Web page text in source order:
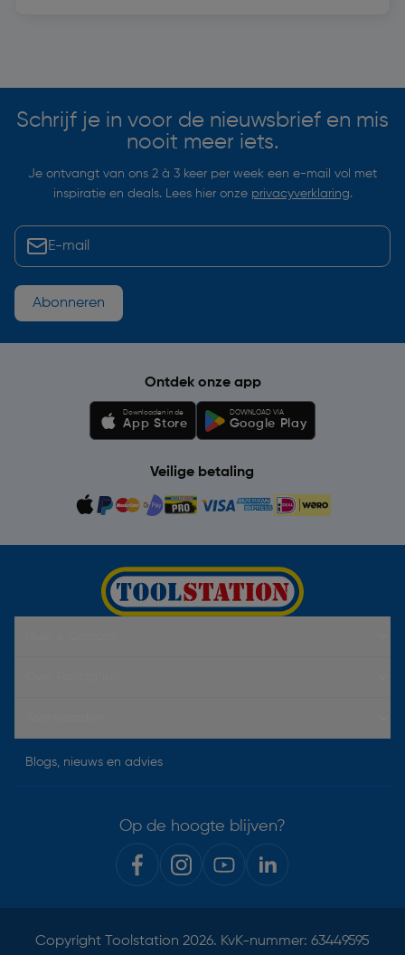
Schrijf je in voor de nieuwsbrief en mis
nooit meer iets.
Je ontvangt van ons 2 à 3 keer per week een e-mail vol met
inspiratie en deals. Lees hier onze privacyverklaring.
Abonneren
Ontdek onze app
Downloaden in de
App Store
DOWNLOAD VIA
Google Play
Veilige betaling
Blogs, nieuws en advies
Op de hoogte blijven?
Copyright Toolstation 2026. KvK-nummer: 63449595